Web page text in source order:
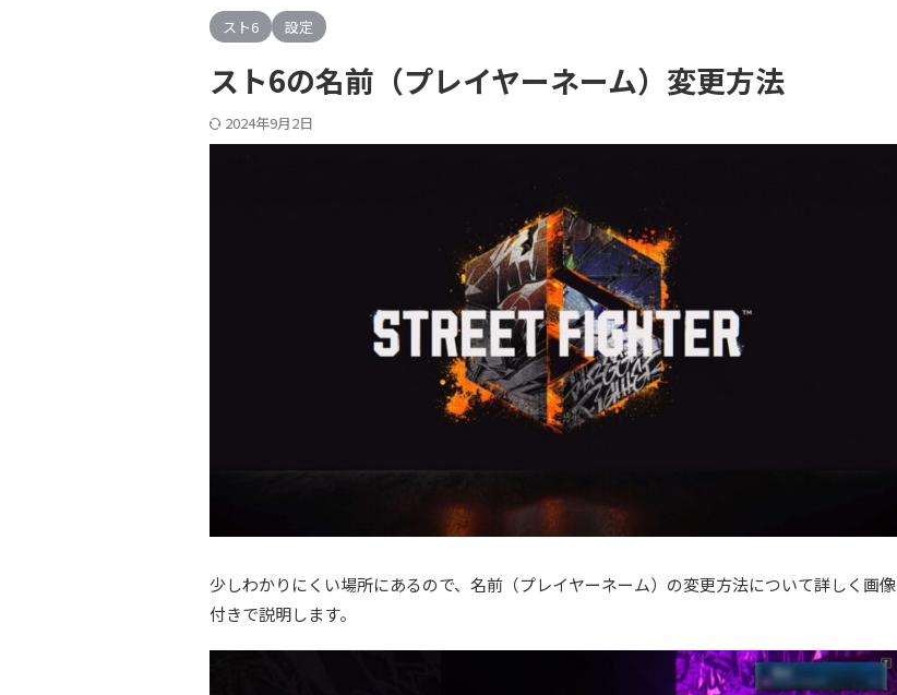
スト6
設定
スト6の名前（プレイヤーネーム）変更方法
2024年9月2日
少しわかりにくい場所にあるので、名前（プレイヤーネーム）の変更方法について詳しく画像
付きで説明します。